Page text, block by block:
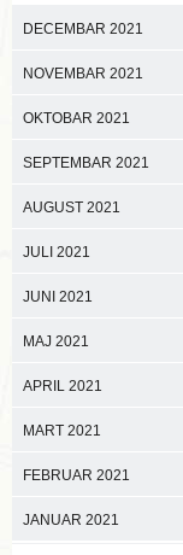
DECEMBAR 2021
NOVEMBAR 2021
OKTOBAR 2021
SEPTEMBAR 2021
AUGUST 2021
JULI 2021
JUNI 2021
MAJ 2021
APRIL 2021
MART 2021
FEBRUAR 2021
JANUAR 2021